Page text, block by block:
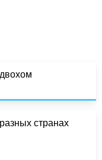
странах